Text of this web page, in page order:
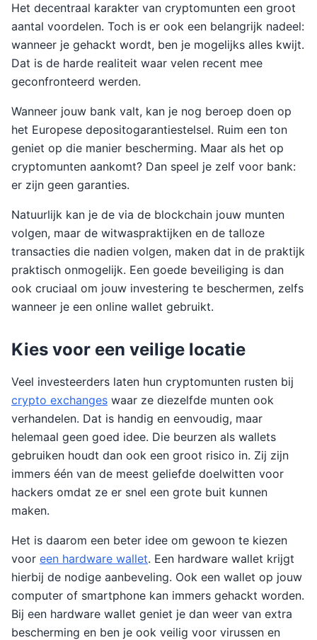
Het decentraal karakter van cryptomunten een groot
aantal voordelen. Toch is er ook een belangrijk nadeel:
wanneer je gehackt wordt, ben je mogelijks alles kwijt.
Dat is de harde realiteit waar velen recent mee
geconfronteerd werden.
Wanneer jouw bank valt, kan je nog beroep doen op
het Europese depositogarantiestelsel. Ruim een ton
geniet op die manier bescherming. Maar als het op
cryptomunten aankomt? Dan speel je zelf voor bank:
er zijn geen garanties.
Natuurlijk kan je de via de blockchain jouw munten
volgen, maar de witwaspraktijken en de talloze
transacties die nadien volgen, maken dat in de praktijk
praktisch onmogelijk. Een goede beveiliging is dan
ook cruciaal om jouw investering te beschermen, zelfs
wanneer je een online wallet gebruikt.
Kies voor een veilige locatie
Veel investeerders laten hun cryptomunten rusten bij
crypto exchanges waar ze diezelfde munten ook
verhandelen. Dat is handig en eenvoudig, maar
helemaal geen goed idee. Die beurzen als wallets
gebruiken houdt dan ook een groot risico in. Zij zijn
immers één van de meest geliefde doelwitten voor
hackers omdat ze er snel een grote buit kunnen
maken.
Het is daarom een beter idee om gewoon te kiezen
voor een hardware wallet. Een hardware wallet krijgt
hierbij de nodige aanbeveling. Ook een wallet op jouw
computer of smartphone kan immers gehackt worden.
Bij een hardware wallet geniet je dan weer van extra
bescherming en ben je ook veilig voor virussen en